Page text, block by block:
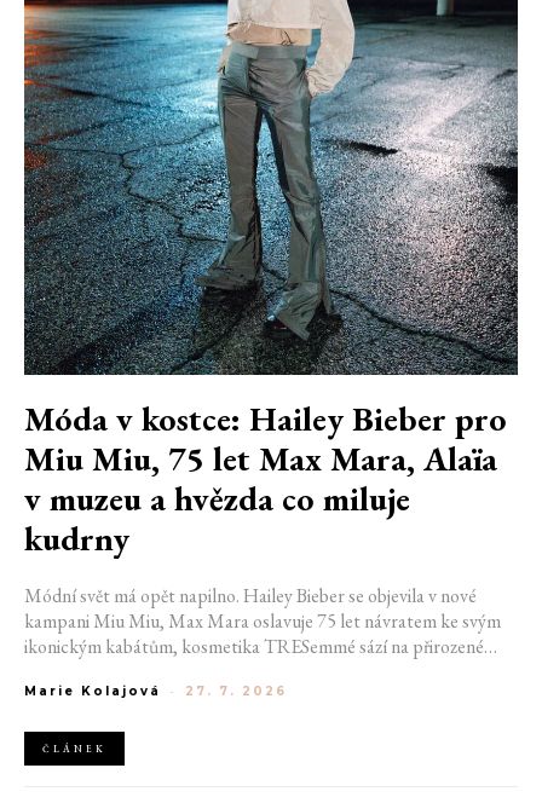
Móda v kostce: Hailey Bieber pro
Miu Miu, 75 let Max Mara, Alaïa
v muzeu a hvězda co miluje
kudrny
Módní svět má opět napilno. Hailey Bieber se objevila v nové
kampani Miu Miu, Max Mara oslavuje 75 let návratem ke svým
ikonickým kabátům, kosmetika TRESemmé sází na přirozené
Franciscu připravují první velkou americkou retrospektivu
Marie Kolajová - 27. 7. 2026
ČLÁNEK